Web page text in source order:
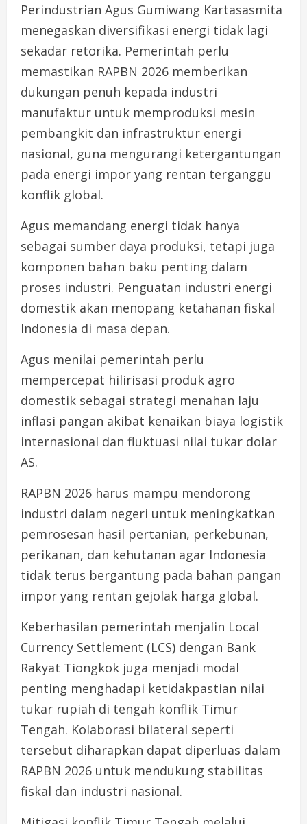
Perindustrian Agus Gumiwang Kartasasmita
menegaskan diversifikasi energi tidak lagi
sekadar retorika. Pemerintah perlu
memastikan RAPBN 2026 memberikan
dukungan penuh kepada industri
manufaktur untuk memproduksi mesin
pembangkit dan infrastruktur energi
nasional, guna mengurangi ketergantungan
pada energi impor yang rentan terganggu
konflik global.
Agus memandang energi tidak hanya
sebagai sumber daya produksi, tetapi juga
komponen bahan baku penting dalam
proses industri. Penguatan industri energi
domestik akan menopang ketahanan fiskal
Indonesia di masa depan.
Agus menilai pemerintah perlu
mempercepat hilirisasi produk agro
domestik sebagai strategi menahan laju
inflasi pangan akibat kenaikan biaya logistik
internasional dan fluktuasi nilai tukar dolar
AS.
RAPBN 2026 harus mampu mendorong
industri dalam negeri untuk meningkatkan
pemrosesan hasil pertanian, perkebunan,
perikanan, dan kehutanan agar Indonesia
tidak terus bergantung pada bahan pangan
impor yang rentan gejolak harga global.
Keberhasilan pemerintah menjalin Local
Currency Settlement (LCS) dengan Bank
Rakyat Tiongkok juga menjadi modal
penting menghadapi ketidakpastian nilai
tukar rupiah di tengah konflik Timur
Tengah. Kolaborasi bilateral seperti
tersebut diharapkan dapat diperluas dalam
RAPBN 2026 untuk mendukung stabilitas
fiskal dan industri nasional.